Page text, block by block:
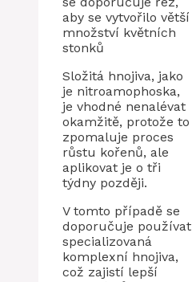
aby se vytvořilo větší
množství květních
stonků
Složitá hnojiva, jako
je nitroamophoska,
je vhodné nenalévat
okamžitě, protože to
zpomaluje proces
růstu kořenů, ale
aplikovat je o tři
týdny později.
V tomto případě se
doporučuje používat
specializovaná
komplexní hnojiva,
což zajistí lepší